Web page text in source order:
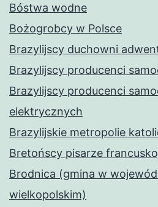
Bóstwa wodne
Bożogrobcy w Polsce
Brazylijscy duchowni
Brazylijscy producenci
Brazylijscy producenci
elektrycznych
Brazylijskie metropolie
Bretońscy pisarze
Brodnica (gmina w
wielkopolskim)